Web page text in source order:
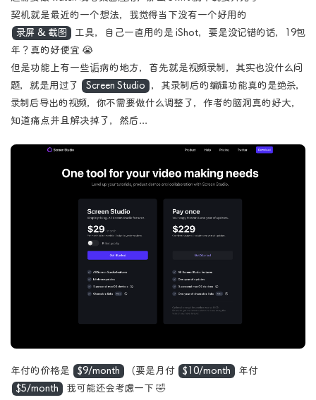
契机就是最近的一个想法，我觉得当下没有一个好用的
录屏 & 截图
工具，自己一直用的是 iShot，要是没记错的话，19包
年？真的好便宜 😭
但是功能上有一些诟病的地方，首先就是视频录制，其实也没什么问
题，就是用过了
Screen Studio
，其录制后的编辑功能真的是绝杀，
录制后导出的视频，你不需要做什么调整了，作者的脑洞真的好大，
知道痛点并且解决掉了，然后...
年付的价格是 $9/month （要是月付 $10/month
年付
$5/month
我可能还会考虑一下 🤣